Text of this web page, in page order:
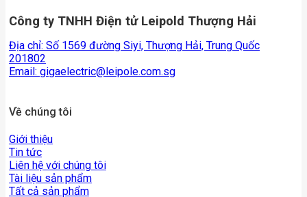
Công ty TNHH Điện tử Leipold Thượng Hải
Địa chỉ: Số 1569 đường Siyi, Thượng Hải, Trung Quốc
201802
Email: gigaelectric@leipole.com.sg
Về chúng tôi
Giới thiệu
Tin tức
Liên hệ với chúng tôi
Tài liệu sản phẩm
Tất cả sản phẩm